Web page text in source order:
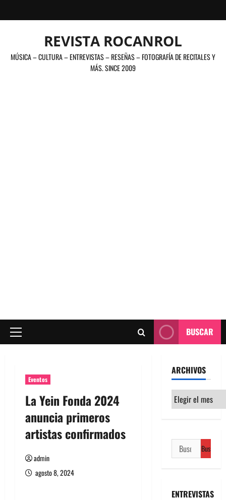
al
REVISTA ROCANROL
MÚSICA – CULTURA – ENTREVISTAS – RESEÑAS – FOTOGRAFÍA DE RECITALES Y
MÁS. SINCE 2009
Menú
BUSCAR
Eventos
La Yein Fonda 2024
anuncia primeros
artistas confirmados
admin
agosto 8, 2024
ARCHIVOS
Archivos
Buscar:
ENTREVISTAS